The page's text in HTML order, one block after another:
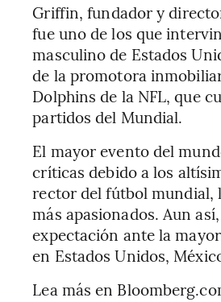
Griffin, fundador y
fue uno de los que
masculino de Estados
de la promotora
Dolphins de la NFL, que
partidos del Mundial.
El mayor evento del
críticas debido a los
rector del fútbol mundial,
más apasionados. Aun
expectación ante la
en Estados Unidos,
Lea más en